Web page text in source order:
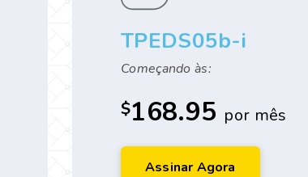
TPEDS05b-i
Começando às:
$168.95 por mês
Assinar Agora